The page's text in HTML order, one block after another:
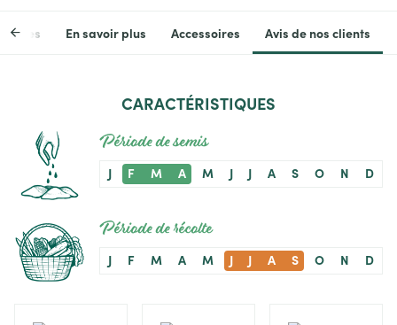
En savoir plus Accessoires Avis de nos clients
CARACTÉRISTIQUES
Période de semis
J F M A M J J A S O N D
Période de récolte
J F M A M J J A S O N D